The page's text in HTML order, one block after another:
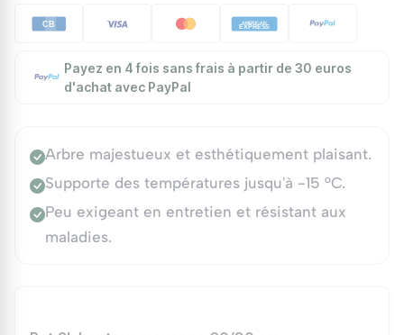
Payez en 4 fois sans frais à partir de 30 euros
d'achat avec PayPal
Arbre majestueux et esthétiquement plaisant.
Supporte des températures jusqu'à -15 °C.
Peu exigeant en entretien et résistant aux
maladies.